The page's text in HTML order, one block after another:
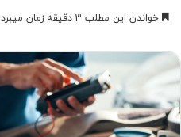
خواندن این مطلب 3 دقیقه زمان میبرد